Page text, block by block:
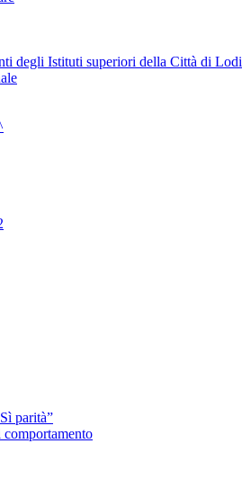
degli Istituti superiori della Città di Lodi
parità”